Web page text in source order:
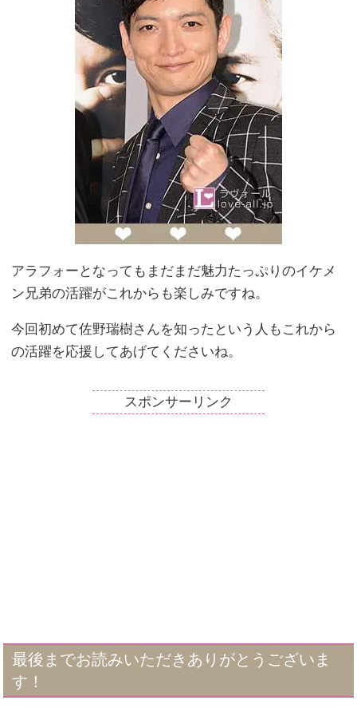
アラフォーとなってもまだまだ魅力たっぷりのイケメ
ン兄弟の活躍がこれからも楽しみですね。
今回初めて佐野瑞樹さんを知ったという人もこれから
の活躍を応援してあげてくださいね。
スポンサーリンク
最後までお読みいただきありがとうございま
す！